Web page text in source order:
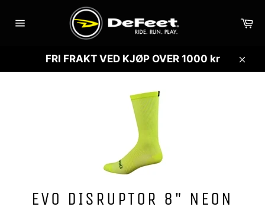
videre
Sidenavigasjon
FRI FRAKT VED KJØP OVER 1000 kr
Lukk
EVO DISRUPTOR 8" NEON